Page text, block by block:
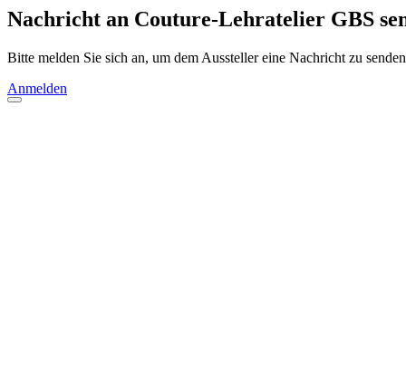
Nachricht an Couture-Lehratelier GBS
Bitte melden Sie sich an, um dem Aussteller eine Nachricht zu
Anmelden